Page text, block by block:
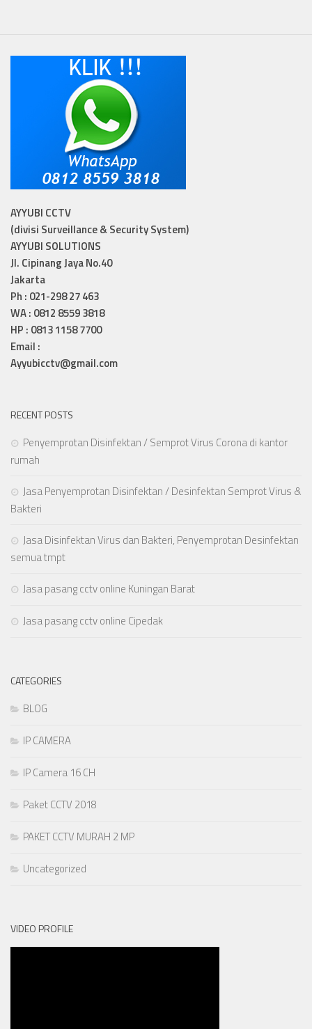
AYYUBI CCTV
(divisi Surveillance & Security System)
AYYUBI SOLUTIONS
Jl. Cipinang Jaya No.40
Jakarta
Ph : 021-298 27 463
WA : 0812 8559 3818
HP : 0813 1158 7700
Email :
Ayyubicctv@gmail.com
RECENT POSTS
Penyemprotan Disinfektan / Semprot Virus Corona di kantor
rumah
Jasa Penyemprotan Disinfektan / Desinfektan Semprot Virus &
Bakteri
Jasa Disinfektan Virus dan Bakteri, Penyemprotan Desinfektan
semua tmpt
Jasa pasang cctv online Kuningan Barat
Jasa pasang cctv online Cipedak
CATEGORIES
BLOG
IP CAMERA
IP Camera 16 CH
Paket CCTV 2018
PAKET CCTV MURAH 2 MP
Uncategorized
VIDEO PROFILE